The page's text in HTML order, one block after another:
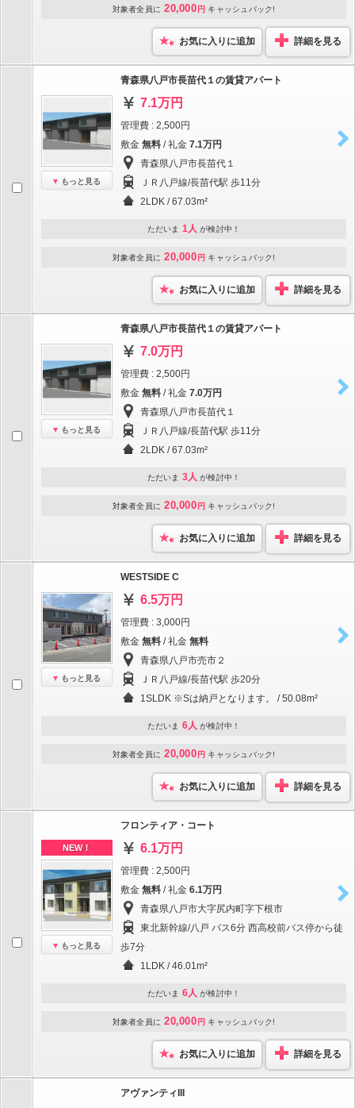
対象者全員に 20,000 円 キャッシュバック!
お気に入りに追加 詳細を見る
もっと見る
青森県八戸市長苗代１の賃貸アパート
7.1万円
管理費 : 2,500円
敷金 無料 / 礼金 7.1万円
青森県八戸市長苗代１
ＪＲ八戸線/長苗代駅 歩11分
2LDK / 67.03m²
ただいま 1人 が検討中！
対象者全員に 20,000 円 キャッシュバック!
お気に入りに追加 詳細を見る
もっと見る
青森県八戸市長苗代１の賃貸アパート
7.0万円
管理費 : 2,500円
敷金 無料 / 礼金 7.0万円
青森県八戸市長苗代１
ＪＲ八戸線/長苗代駅 歩11分
2LDK / 67.03m²
ただいま 3人 が検討中！
対象者全員に 20,000 円 キャッシュバック!
お気に入りに追加 詳細を見る
もっと見る
WESTSIDE C
6.5万円
管理費 : 3,000円
敷金 無料 / 礼金 無料
青森県八戸市売市２
ＪＲ八戸線/長苗代駅 歩20分
1SLDK ※Sは納戸となります。 / 50.08m²
ただいま 6人 が検討中！
対象者全員に 20,000 円 キャッシュバック!
お気に入りに追加 詳細を見る
NEW！
もっと見る
フロンティア・コート
6.1万円
管理費 : 2,500円
敷金 無料 / 礼金 6.1万円
青森県八戸市大字尻内町字下根市
東北新幹線/八戸 バス6分 西高校前バス停から徒
歩7分
1LDK / 46.01m²
ただいま 6人 が検討中！
対象者全員に 20,000 円 キャッシュバック!
お気に入りに追加 詳細を見る
アヴァンティIII